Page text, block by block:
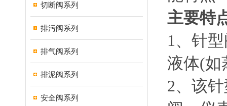
切断阀系列
排污阀系列
排气阀系列
排泥阀系列
安全阀系列
主要特
1、针
液体(如
2、该